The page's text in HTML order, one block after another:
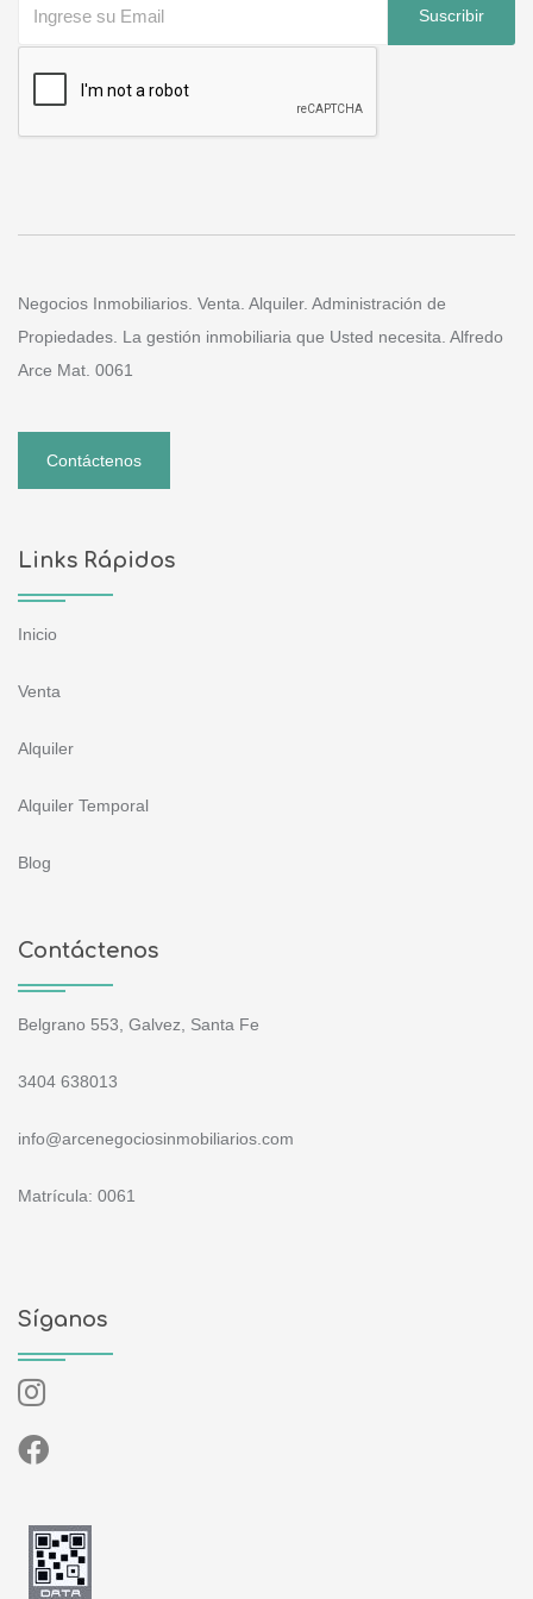
Suscribir
Negocios Inmobiliarios. Venta. Alquiler. Administración de
Propiedades. La gestión inmobiliaria que Usted necesita. Alfredo
Arce Mat. 0061
Contáctenos
Links Rápidos
Inicio
Venta
Alquiler
Alquiler Temporal
Blog
Contáctenos
Belgrano 553, Galvez, Santa Fe
3404 638013
info@arcenegociosinmobiliarios.com
Matrícula: 0061
Síganos